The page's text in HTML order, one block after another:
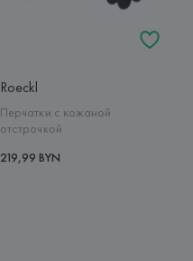
Roeckl
Перчатки с кожаной
отстрочкой
219,99 BYN